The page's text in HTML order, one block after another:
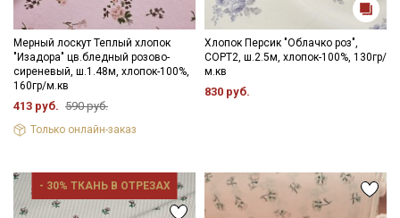
Мерный лоскут Теплый хлопок
"Изадора" цв.бледный розово-
сиреневый, ш.1.48м, хлопок-100%,
160гр/м.кв
413 руб. 590 руб.
Только онлайн-заказ
Хлопок Персик "Облачко роз",
СОРТ2, ш.2.5м, хлопок-100%, 130гр/
м.кв
830 руб.
- 30% ТКАНЬ В ОТРЕЗАХ